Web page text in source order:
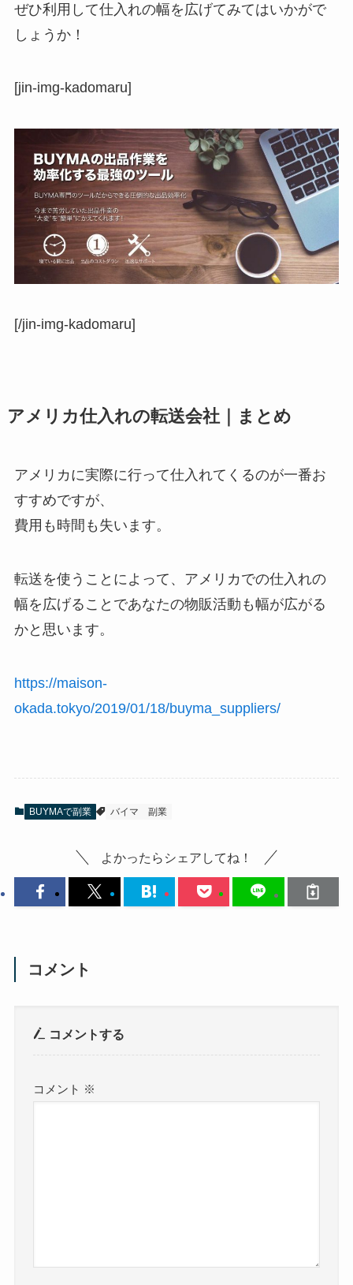
ぜひ利用して仕入れの幅を広げてみてはいかがで
しょうか！
[jin-img-kadomaru]
[/jin-img-kadomaru]
アメリカ仕入れの転送会社｜まとめ
アメリカに実際に行って仕入れてくるのが一番お
すすめですが、
費用も時間も失います。
転送を使うことによって、アメリカでの仕入れの
幅を広げることであなたの物販活動も幅が広がる
かと思います。
https://maison-
okada.tokyo/2019/01/18/buyma_suppliers/
BUYMAで副業 バイマ 副業
よかったらシェアしてね！
コメント
コメントする
コメント ※